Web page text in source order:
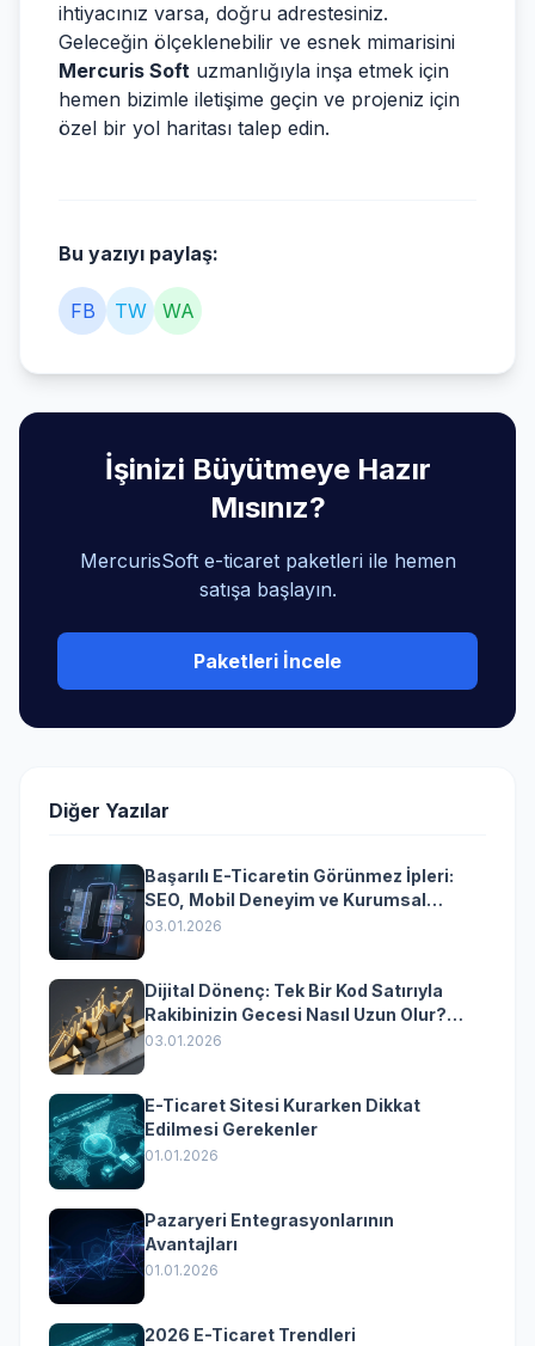
ihtiyacınız varsa, doğru adrestesiniz.
Geleceğin ölçeklenebilir ve esnek mimarisini
Mercuris Soft uzmanlığıyla inşa etmek için
hemen bizimle iletişime geçin ve projeniz için
özel bir yol haritası talep edin.
Bu yazıyı paylaş:
FB TW WA
İşinizi Büyütmeye Hazır
Mısınız?
MercurisSoft e-ticaret paketleri ile hemen
satışa başlayın.
Paketleri İncele
Diğer Yazılar
Başarılı E-Ticaretin Görünmez İpleri:
SEO, Mobil Deneyim ve Kurumsal
Yazılımın Kazandıran Senkronizasyonu
03.01.2026
Dijital Dönenç: Tek Bir Kod Satırıyla
Rakibinizin Gecesi Nasıl Uzun Olur?
(Kurumsal Yazılımın Güçlü Rolü)
03.01.2026
E-Ticaret Sitesi Kurarken Dikkat
Edilmesi Gerekenler
01.01.2026
Pazaryeri Entegrasyonlarının
Avantajları
01.01.2026
2026 E-Ticaret Trendleri